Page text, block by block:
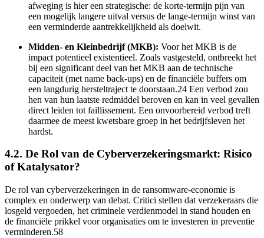
afweging is hier een strategische: de korte-termijn pijn van
een mogelijk langere uitval versus de lange-termijn winst van
een verminderde aantrekkelijkheid als doelwit.
Midden- en Kleinbedrijf (MKB): Voor het MKB is de
impact potentieel existentieel. Zoals vastgesteld, ontbreekt het
bij een significant deel van het MKB aan de technische
capaciteit (met name back-ups) en de financiële buffers om
een langdurig hersteltraject te doorstaan.24 Een verbod zou
hen van hun laatste redmiddel beroven en kan in veel gevallen
direct leiden tot faillissement. Een onvoorbereid verbod treft
daarmee de meest kwetsbare groep in het bedrijfsleven het
hardst.
4.2. De Rol van de Cyberverzekeringsmarkt: Risico
of Katalysator?
De rol van cyberverzekeringen in de ransomware-economie is
complex en onderwerp van debat. Critici stellen dat verzekeraars die
losgeld vergoeden, het criminele verdienmodel in stand houden en
de financiële prikkel voor organisaties om te investeren in preventie
verminderen.58